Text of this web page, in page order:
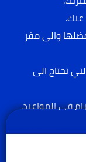
والى مقر
تحتاج الى
في المواعيد.